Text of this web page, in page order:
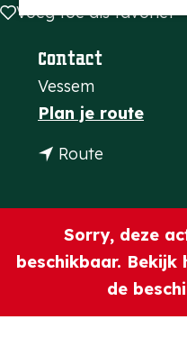
a Voeg toe als favoriet
Voeg toe als favoriet
Contact
Vessem
Plan je routen
p
e
n
Route
a
r
O
p
e
Sorry, deze
beschikbaar. Bekijk
de